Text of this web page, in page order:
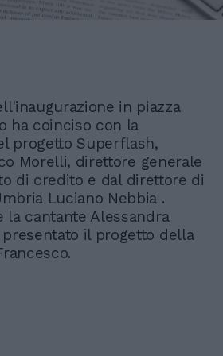
in piazza
ha coinciso con la
progetto Superflash,
Morelli, direttore generale
di credito e dal direttore di
Luciano Nebbia .
la cantante Alessandra
il progetto della